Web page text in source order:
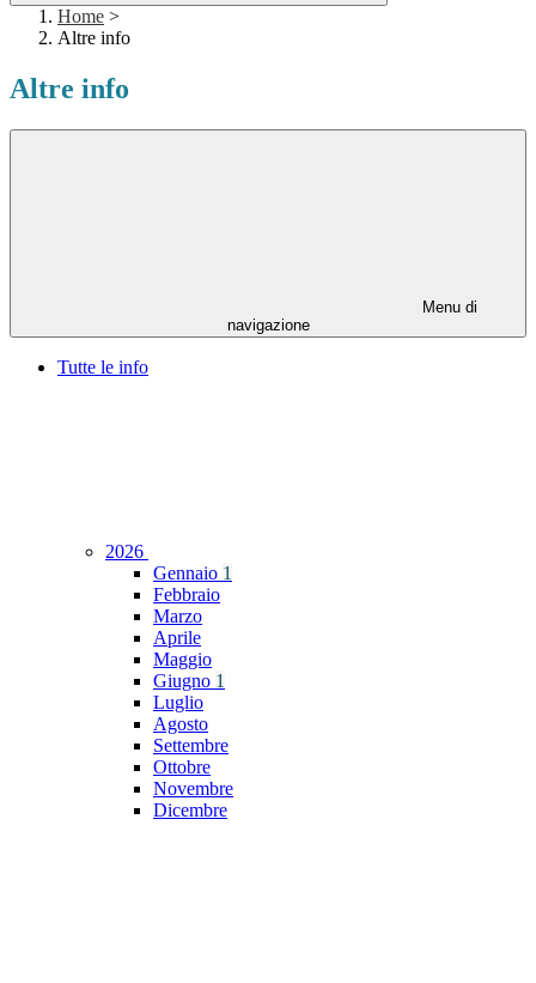
Home >
Altre info
Altre info
Menu di
navigazione
Tutte le info
2026
Gennaio 1
Febbraio
Marzo
Aprile
Maggio
Giugno 1
Luglio
Agosto
Settembre
Ottobre
Novembre
Dicembre